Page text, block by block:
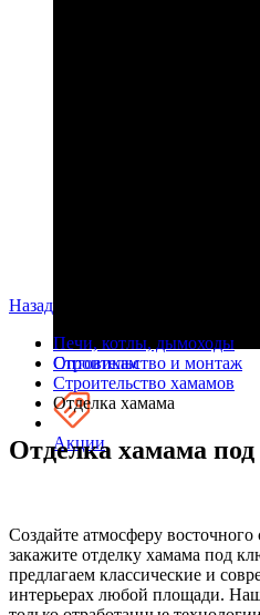
Оптовикам
Акции
Назад
Печи, котлы, дымоходы
Строительство и монтаж
Строительство хамамов
Отделка хамама
Отделка хамама
Создайте атмосферу
закажите отделку хамама под
предлагаем классические и
интерьерах любой площади.